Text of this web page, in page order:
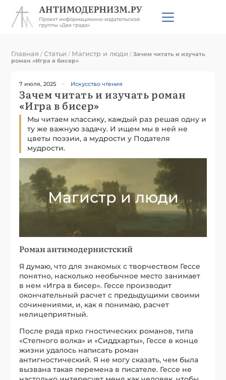
Главная /Статьи / Магистр и люди /Зачем читать и изучать
роман «Игра в бисер»
7 июля, 2025 Искусство чтения
Зачем читать и изучать роман
«Игра в бисер»
Мы читаем классику, каждый раз решая одну и
ту же важную задачу. И ищем мы в ней не
цветы поэзии, а мудрости у Подателя
мудрости.
Магистр и люди
Роман антимодернистский
Я думаю, что для знакомых с творчеством Гессе
понятно, насколько необычное место занимает
в нем «Игра в бисер». Гессе производит
окончательный расчет с предыдущими своими
сочинениями, и, как я понимаю, расчет
нелицеприятный.
После ряда ярко гностических романов, типа
«Степного волка» и «Сиддхарты», Гессе в конце
жизни удалось написать роман
антигностический. Я не могу сказать, чем была
вызвана такая перемена в писателе. Гессе не